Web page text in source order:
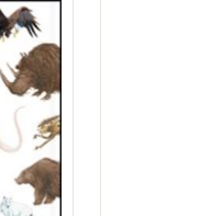
verlanglijst